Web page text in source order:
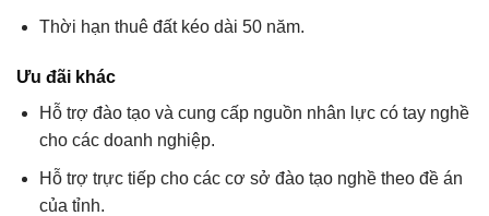
Thời hạn thuê đất kéo dài 50 năm.
Ưu đãi khác
Hỗ trợ đào tạo và cung cấp nguồn nhân lực có tay nghề
cho các doanh nghiệp.
Hỗ trợ trực tiếp cho các cơ sở đào tạo nghề theo đề án
của tỉnh.